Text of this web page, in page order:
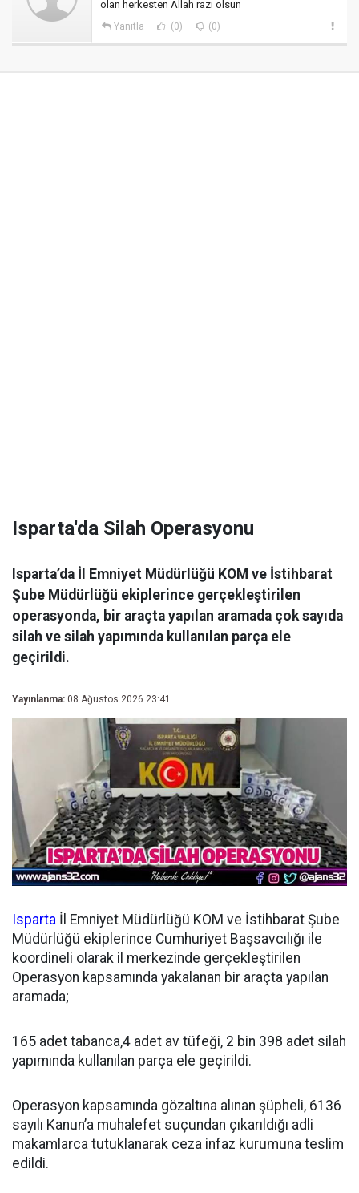
olan herkesten Allah razı olsun
Yanıtla (0) (0)
Isparta'da Silah Operasyonu
Isparta’da İl Emniyet Müdürlüğü KOM ve İstihbarat
Şube Müdürlüğü ekiplerince gerçekleştirilen
operasyonda, bir araçta yapılan aramada çok sayıda
silah ve silah yapımında kullanılan parça ele
geçirildi.
Yayınlanma: 08 Ağustos 2026 23:41
Isparta İl Emniyet Müdürlüğü KOM ve İstihbarat Şube
Müdürlüğü ekiplerince Cumhuriyet Başsavcılığı ile
koordineli olarak il merkezinde gerçekleştirilen
Operasyon kapsamında yakalanan bir araçta yapılan
aramada;
165 adet tabanca,4 adet av tüfeği, 2 bin 398 adet silah
yapımında kullanılan parça ele geçirildi.
Operasyon kapsamında gözaltına alınan şüpheli, 6136
sayılı Kanun’a muhalefet suçundan çıkarıldığı adli
makamlarca tutuklanarak ceza infaz kurumuna teslim
edildi.